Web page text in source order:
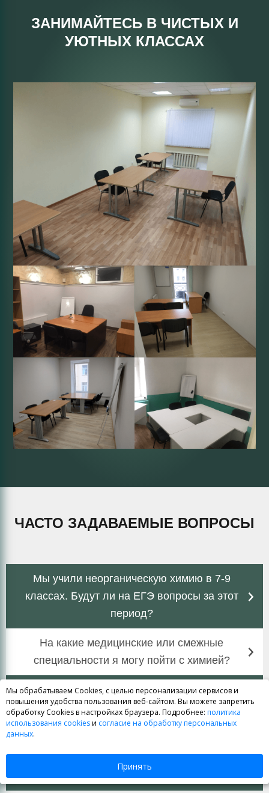
мы набираем педагогов, которые
готовы не только учить, но и учиться
(постоянно повышать свой уровень,
КИМ, учитывать при построении
курсы все актуальные рекомендации
наши преподаватели учат не только
наращивать базу знаний, но и
осознанно применять их на практике.
Для этого школьники не только
решают типовые для ЕГЭ задания, но и
учатся справляться с любыми
нестандартными заданиями;
один из важных моментов, которому
уделяется много внимания на
занятиях, – правильное оформление
ответов (в особенности на задания
повышенной сложности).
Еще один важный для нас момент –
формирование удобного расписания, в котором
будут учитываться пожелания всех участников
ЗАНИМАЙТЕСЬ В ЧИСТЫХ И
УЮТНЫХ КЛАССАХ
ЧАСТО ЗАДАВАЕМЫЕ ВОПРОСЫ
Мы учили неорганическую химию в 7-9
классах. Будут ли на ЕГЭ вопросы за этот
период?
На какие медицинские или смежные
специальности я могу пойти с химией?
Где найти аналитику по результатам ЕГЭ в
СПб?
Задать вопрос
Мы обрабатываем Cookies, с целью персонализации сервисов и
повышения удобства пользования веб-сайтом. Вы можете запретить
обработку Cookies в настройках браузера. Подробнее: политика
использования cookiesи согласие на обработку персональных
данных.
Принять